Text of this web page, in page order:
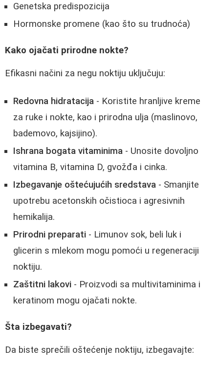
Genetska predispozicija
Hormonske promene (kao što su trudnoća)
Kako ojačati prirodne nokte?
Efikasni načini za negu noktiju uključuju:
Redovna hidratacija - Koristite hranljive kreme
za ruke i nokte, kao i prirodna ulja (maslinovo,
bademovo, kajsijino).
Ishrana bogata vitaminima - Unosite dovoljno
vitamina B, vitamina D, gvožđa i cinka.
Izbegavanje oštećujućih sredstava - Smanjite
upotrebu acetonskih očistioca i agresivnih
hemikalija.
Prirodni preparati - Limunov sok, beli luk i
glicerin s mlekom mogu pomoći u regeneraciji
noktiju.
Zaštitni lakovi - Proizvodi sa multivitaminima i
keratinom mogu ojačati nokte.
Šta izbegavati?
Da biste sprečili oštećenje noktiju, izbegavajte: